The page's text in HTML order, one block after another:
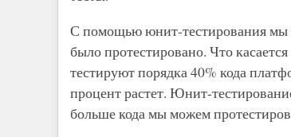
С помощью юнит-тестирования мы
было протестировано. Что
тестируют порядка 40% кода
процент растет. Юнит-
больше кода мы можем